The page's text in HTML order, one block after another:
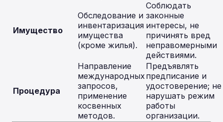
Имущество
Обследование и
инвентаризация
имущества
(кроме жилья).
Соблюдать
законные
интересы, не
причинять вред
неправомерными
действиями.
Процедура
Направление
международных
запросов,
применение
косвенных
методов.
Предъявлять
предписание и
удостоверение; не
нарушать режим
работы
организации.